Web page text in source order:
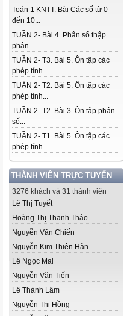
Toán 1 KNTT. Bài Các số từ 0
đến 10...
TUẦN 2- Bài 4. Phân số thập
phân...
TUẦN 2- T3. Bài 5. Ôn tập các
phép tính...
TUẦN 2- T2. Bài 5. Ôn tập các
phép tính...
TUẦN 2- T2. Bài 3. Ôn tập phân
số...
TUẦN 2- T1. Bài 5. Ôn tập các
phép tính...
THÀNH VIÊN TRỰC TUYẾN
3276 khách và 31 thành viên
Lê Thị Tuyết
Hoàng Thị Thanh Thảo
Nguyễn Văn Chiến
Nguyễn Kim Thiên Hân
Lê Ngọc Mai
Nguyễn Văn Tiến
Lê Thành Lâm
Nguyễn Thị Hồng